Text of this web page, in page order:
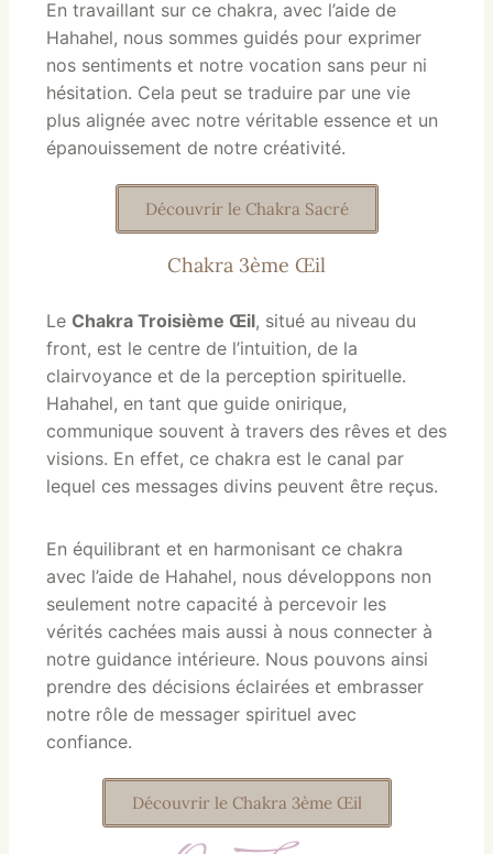
En travaillant sur ce chakra, avec l’aide de
Hahahel, nous sommes guidés pour exprimer
nos sentiments et notre vocation sans peur ni
hésitation. Cela peut se traduire par une vie
plus alignée avec notre véritable essence et un
épanouissement de notre créativité.
Découvrir le Chakra Sacré
Chakra 3ème Œil
Le Chakra Troisième Œil, situé au niveau du
front, est le centre de l’intuition, de la
clairvoyance et de la perception spirituelle.
Hahahel, en tant que guide onirique,
communique souvent à travers des rêves et des
visions. En effet, ce chakra est le canal par
lequel ces messages divins peuvent être reçus.
En équilibrant et en harmonisant ce chakra
avec l’aide de Hahahel, nous développons non
seulement notre capacité à percevoir les
vérités cachées mais aussi à nous connecter à
notre guidance intérieure. Nous pouvons ainsi
prendre des décisions éclairées et embrasser
notre rôle de messager spirituel avec
confiance.
Découvrir le Chakra 3ème Œil